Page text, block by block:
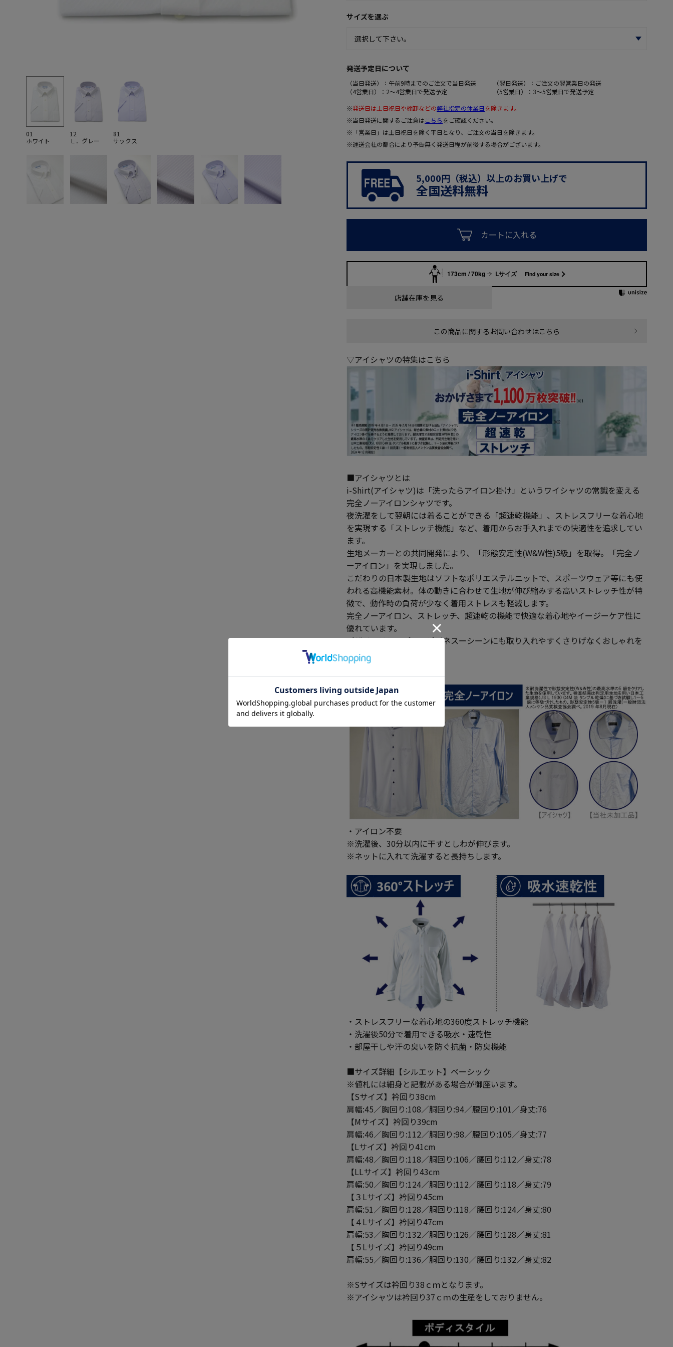
01
ホワイト
12
Ｌ．グレー
81
サックス
サイズを選ぶ
発送予定日について
（当日発送）：午前9時までのご注文で当日発送
（翌日発送）：ご注文の翌営業日の発送
（4営業日）：2～4営業日で発送予定
（5営業日）：3～5営業日で発送予定
※発送日は土日祝日や棚卸などの弊社指定の休業日を除きます。
※当日発送に関するご注意はこちらをご確認ください。
※「営業日」は土日祝日を除く平日となり、ご注文の当日を除きます。
※運送会社の都合により予告無く発送日程が前後する場合がございます。
5,000円（税込）以上のお買い上げで
全国送料無料
カートに入れる
173cm / 70kg Lサイズ Find your size
店舗在庫を見る
この商品に関するお問い合わせはこちら
▽アイシャツの特集はこちら
■アイシャツとは
i-Shirt(アイシャツ)は「洗ったらアイロン掛け」というワイシャツの常識を変える
完全ノーアイロンシャツです。
夜洗濯をして翌朝には着ることができる「超速乾機能」、ストレスフリーな着心地
を実現する「ストレッチ機能」など、着用からお手入れまでの快適性を追求してい
ます。
生地メーカーとの共同開発により、「形態安定性(W&W性)5級」を取得。「完全ノ
ーアイロン」を実現しました。
こだわりの日本製生地はソフトなポリエステルニットで、スポーツウェア等にも使
われる高機能素材。体の動きに合わせて生地が伸び縮みする高いストレッチ性が特
徴で、動作時の負荷が少なく着用ストレスも軽減します。
完全ノーアイロン、ストレッチ、超速乾の機能で快適な着心地やイージーケア性に
優れています。
デザインはシンプルでビジネスーシーンにも取り入れやすくさりげなくおしゃれを
アピールできます。
■機能
・アイロン不要
※洗濯後、30分以内に干すとしわが伸びます。
※ネットに入れて洗濯すると長持ちします。
・ストレスフリーな着心地の360度ストレッチ機能
・洗濯後50分で着用できる吸水・速乾性
・部屋干しや汗の臭いを防ぐ抗菌・防臭機能
■サイズ詳細【シルエット】ベーシック
※値札には細身と記載がある場合が御座います。
【Sサイズ】衿回り38cm
肩幅:45／胸回り:108／胴回り:94／腰回り:101／身丈:76
【Mサイズ】衿回り39cm
肩幅:46／胸回り:112／胴回り:98／腰回り:105／身丈:77
【Lサイズ】衿回り41cm
肩幅:48／胸回り:118／胴回り:106／腰回り:112／身丈:78
【LLサイズ】衿回り43cm
肩幅:50／胸回り:124／胴回り:112／腰回り:118／身丈:79
【３Lサイズ】衿回り45cm
肩幅:51／胸回り:128／胴回り:118／腰回り:124／身丈:80
【４Lサイズ】衿回り47cm
肩幅:53／胸回り:132／胴回り:126／腰回り:128／身丈:81
【５Lサイズ】衿回り49cm
肩幅:55／胸回り:136／胴回り:130／腰回り:132／身丈:82
※Sサイズは衿回り38ｃｍとなります。
※アイシャツは衿回り37ｃｍの生産をしておりません。